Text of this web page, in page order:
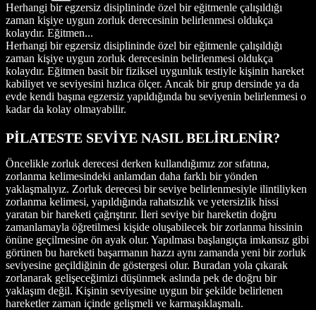
Herhangi bir egzersiz disiplininde özel bir eğitmenle çalışıldığı
zaman kişiye uygun zorluk derecesinin belirlenmesi oldukça
kolaydır. Eğitmen...
Herhangi bir egzersiz disiplininde özel bir eğitmenle çalışıldığı
zaman kişiye uygun zorluk derecesinin belirlenmesi oldukça
kolaydır. Eğitmen basit bir fiziksel uygunluk testiyle kişinin hareket
kabiliyet ve seviyesini hızlıca ölçer. Ancak bir grup dersinde ya da
evde kendi başına egzersiz yapıldığında bu seviyenin belirlenmesi o
kadar da kolay olmayabilir.
PİLATESTE SEVİYE NASIL BELİRLENİR?
Öncelikle zorluk derecesi derken kullandığımız zor sıfatına,
zorlanma kelimesindeki anlamdan daha farklı bir yönden
yaklaşmalıyız. Zorluk derecesi bir seviye belirlenmesiyle ilintiliyken
zorlanma kelimesi, yapıldığında rahatsızlık ve yetersizlik hissi
yaratan bir hareketi çağrıştırır. İleri seviye bir hareketin doğru
zamanlamayla öğretilmesi kişide oluşabilecek bir zorlanma hissinin
önüne geçilmesine ön ayak olur. Yapılması başlangıçta imkansız gibi
görünen bu hareketi başarmanın hazzı aynı zamanda yeni bir zorluk
seviyesine geçildiğinin de göstergesi olur. Buradan yola çıkarak
zorlanarak gelişeceğimizi düşünmek aslında pek de doğru bir
yaklaşım değil. Kişinin seviyesine uygun bir şekilde belirlenen
hareketler zaman içinde gelişmeli ve karmaşıklaşmalı.